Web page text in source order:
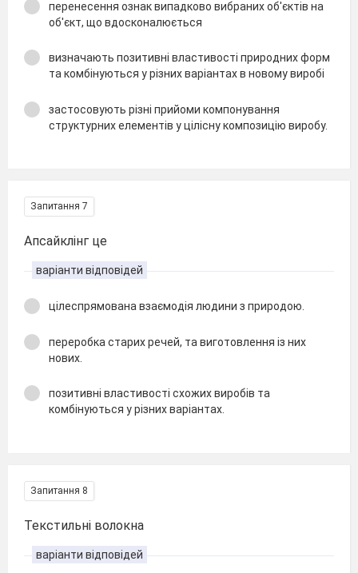
перенесення ознак випадково вибраних об'єктів на
об'єкт, що вдосконалюється
визначають позитивні властивості природних форм
та комбінуються у різних варіантах в новому виробі
застосовують різні прийоми компонування
структурних елементів у цілісну композицію виробу.
Запитання 7
Апсайклінг це
варіанти відповідей
цілеспрямована взаємодія людини з природою.
переробка старих речей, та виготовлення із них
нових.
позитивні властивості схожих виробів та
комбінуються у різних варіантах.
Запитання 8
Текстильні волокна
варіанти відповідей